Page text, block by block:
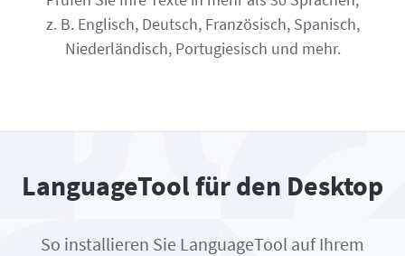
z. B. Englisch, Deutsch, Französisch, Spanisch,
Niederländisch, Portugiesisch und mehr.
LanguageTool für den Desktop
So installieren Sie LanguageTool auf Ihrem